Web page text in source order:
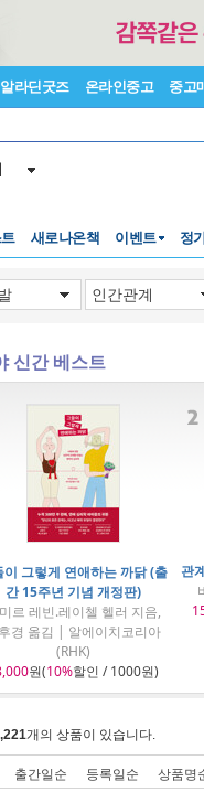
알라딘굿즈 온라인중고 중고
새로나온책 이벤트 정
신간 베스트
이 그렇게 연애하는 까닭 (출
간 15주년 기념 개정판)
르 레빈.레이첼 헬러 지음,
경 옮김 | 알에이치코리아
(RHK)
원(10%할인 / 1000원)
관
개의 상품이 있습니다.
출간일순 등록일순 상품명